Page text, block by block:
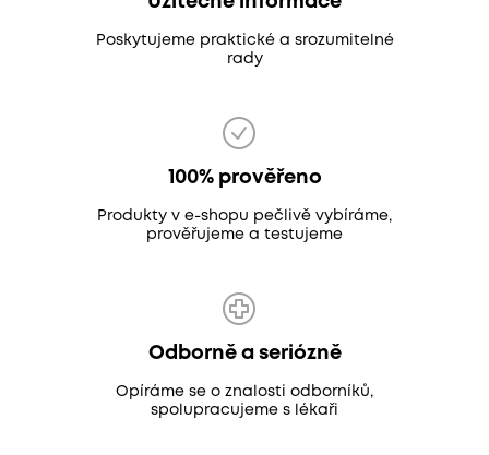
Poskytujeme praktické a srozumitelné
rady
100% prověřeno
Produkty v e-shopu pečlivě vybíráme,
prověřujeme a testujeme
Odborně a seriózně
Opíráme se o znalosti odborníků,
spolupracujeme s lékaři